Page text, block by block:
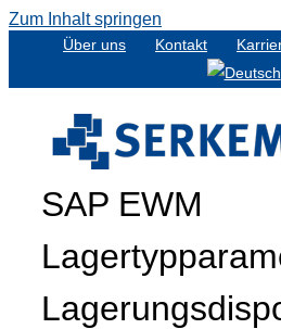
Zum Inhalt springen
Über uns Kontakt
SAP EWM